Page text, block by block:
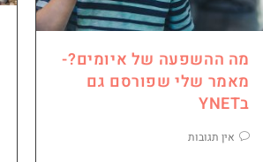
מה ההשפעה של איומים?-
מאמר שלי שפורסם גם
בYNET
אין תגובות